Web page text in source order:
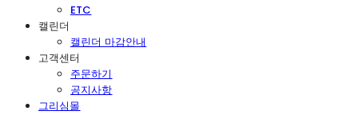
ETC
캘린더
캘린더 마감안내
고객센터
주문하기
공지사항
그리심몰